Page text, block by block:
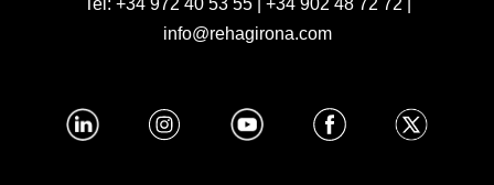
Tel: +34 972 40 53 55| +34 902 48 72 72
info@rehagirona.com